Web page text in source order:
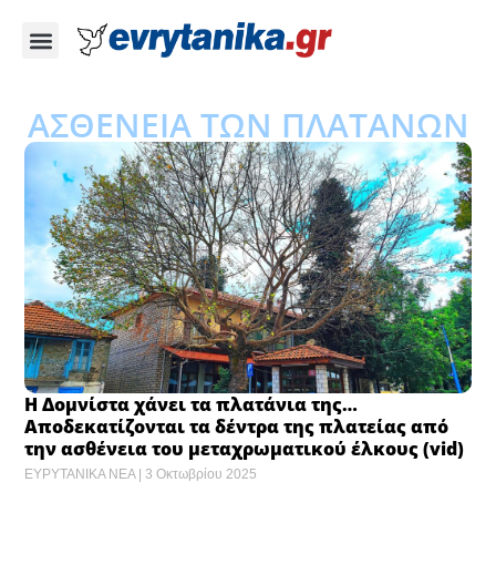
ΑΣΘΕΝΕΙΑ ΤΩΝ ΠΛΑΤΑΝΩΝ
Η Δομνίστα χάνει τα πλατάνια της…
Αποδεκατίζονται τα δέντρα της πλατείας από
την ασθένεια του μεταχρωματικού έλκους (vid)
ΕΥΡΥΤΑΝΙΚΑ ΝΕΑ 3 Οκτωβρίου 2025